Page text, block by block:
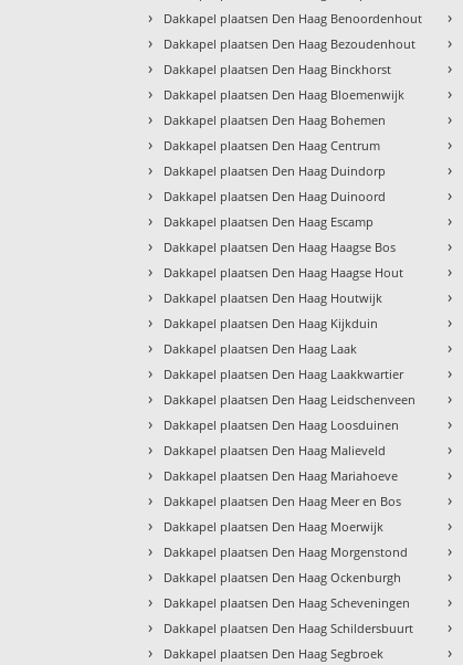
› Dakkapel plaatsen Den Haag Benoordenhout
› Dakkapel plaatsen Den Haag Bezoudenhout
› Dakkapel plaatsen Den Haag Binckhorst
› Dakkapel plaatsen Den Haag Bloemenwijk
› Dakkapel plaatsen Den Haag Bohemen
› Dakkapel plaatsen Den Haag Centrum
› Dakkapel plaatsen Den Haag Duindorp
› Dakkapel plaatsen Den Haag Duinoord
› Dakkapel plaatsen Den Haag Escamp
› Dakkapel plaatsen Den Haag Haagse Bos
› Dakkapel plaatsen Den Haag Haagse Hout
› Dakkapel plaatsen Den Haag Houtwijk
› Dakkapel plaatsen Den Haag Kijkduin
› Dakkapel plaatsen Den Haag Laak
› Dakkapel plaatsen Den Haag Laakkwartier
› Dakkapel plaatsen Den Haag Leidschenveen
› Dakkapel plaatsen Den Haag Loosduinen
› Dakkapel plaatsen Den Haag Malieveld
› Dakkapel plaatsen Den Haag Mariahoeve
› Dakkapel plaatsen Den Haag Meer en Bos
› Dakkapel plaatsen Den Haag Moerwijk
› Dakkapel plaatsen Den Haag Morgenstond
› Dakkapel plaatsen Den Haag Ockenburgh
› Dakkapel plaatsen Den Haag Scheveningen
› Dakkapel plaatsen Den Haag Schildersbuurt
› Dakkapel plaatsen Den Haag Segbroek
›
›
›
›
›
›
›
›
›
›
›
›
›
›
›
›
›
›
›
›
›
›
›
›
›
›